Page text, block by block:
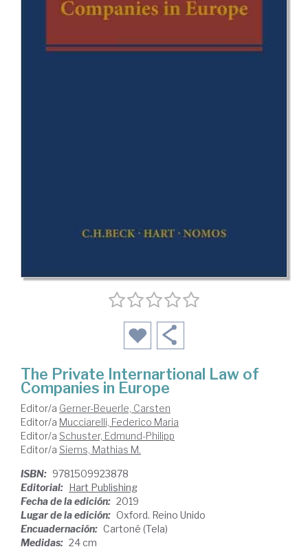
The Private Internartional Law of
Companies in Europe
Editor/a Gerner-Beuerle, Carsten
Editor/a Mucciarelli, Federico Maria
Editor/a Schuster, Edmund-Philipp
Editor/a Siems, Mathias M.
ISBN: 9781509923878
Editorial: Hart Publishing
Fecha de la edición: 2019
Lugar de la edición: Oxford. Reino Unido
Encuadernación: Cartoné (Tela)
Medidas: 24 cm